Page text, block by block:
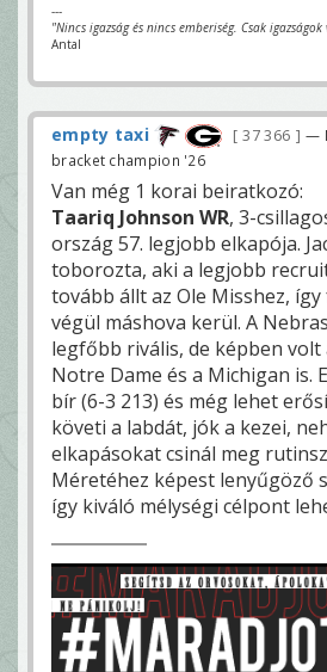
---
"Nincs igazság és nincs emberiség. Csak
Antal
empty taxi 37 366
—
bracket champion '26
Van még 1 korai beiratkozó:
Taariq Johnson WR, 3-
ország 57. legjobb elkapója.
toborozta, aki a legjobb
tovább állt az Ole Misshez,
végül máshova kerül. A
legfőbb rivális, de képben volt
Notre Dame és a Michigan is.
bír (6-3 213) és még lehet
követi a labdát, jók a kezei,
elkapásokat csinál meg
Méretéhez képest lenyűgöző
így kiváló mélységi célpont